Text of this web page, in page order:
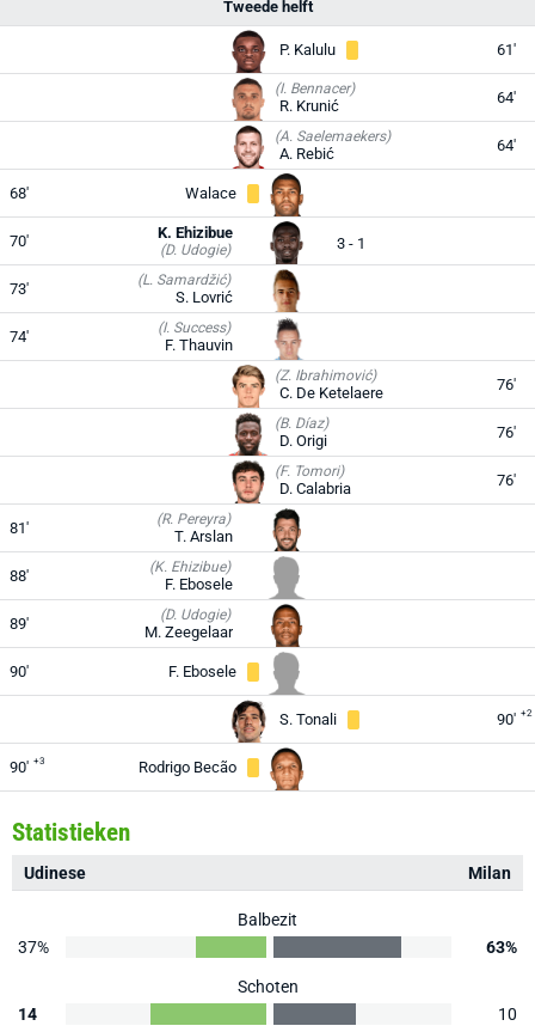
Tweede helft
P. Kalulu 61'
(I. Bennacer)
R. Krunić 64'
(A. Saelemaekers)
A. Rebić 64'
68' Walace
70' (D. Udogie)
K. Ehizibue
3 - 1
73' (L. Samardžić)
S. Lovrić
74' (I. Success)
F. Thauvin
(Z. Ibrahimović)
C. De Ketelaere 76'
(B. Díaz)
D. Origi 76'
(F. Tomori)
D. Calabria 76'
81' (R. Pereyra)
T. Arslan
88' (K. Ehizibue)
F. Ebosele
89' (D. Udogie)
M. Zeegelaar
90' F. Ebosele
S. Tonali 90' +2
90' +3 Rodrigo Becão
Statistieken
Udinese Milan
Balbezit
37%
63%
Schoten
14
10